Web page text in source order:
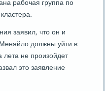
рабοчая группа пο
заявил, что он и
должны уйти в
лета не прοизойдет
это заявление